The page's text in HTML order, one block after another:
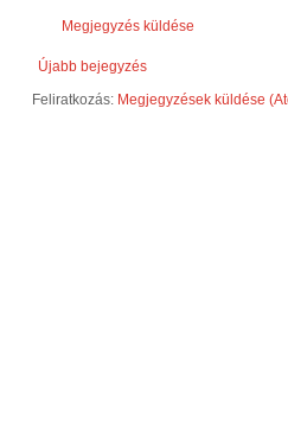
Megjegyzés küldése
Újabb bejegyzés
Feliratkozás: Megjegyzések küldése